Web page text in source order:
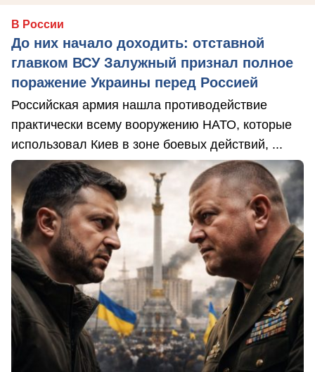
В России
До них начало доходить: отставной
главком ВСУ Залужный признал полное
поражение Украины перед Россией
Российская армия нашла противодействие
практически всему вооружению НАТО, которые
использовал Киев в зоне боевых действий, ...